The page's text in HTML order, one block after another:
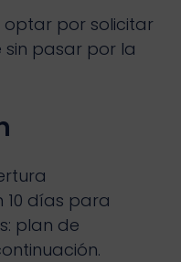
optar por solicitar
pasar por la
días para
plan de